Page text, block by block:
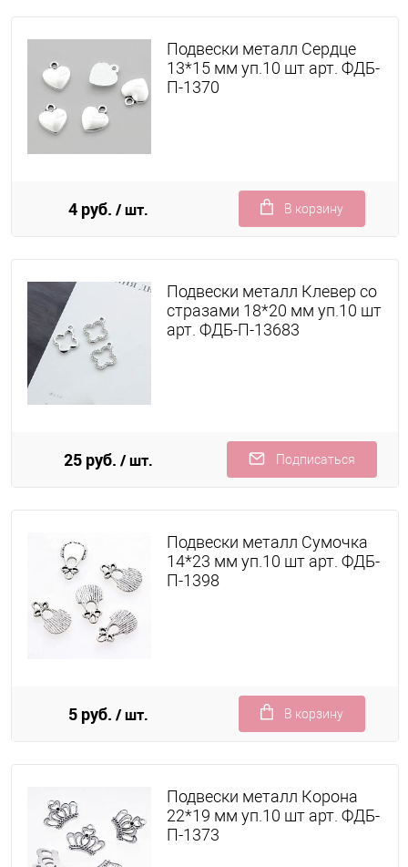
Подвески металл Сердце
13*15 мм уп.10 шт арт. ФДБ-
П-1370
4 руб. / шт. В корзину
Подвески металл Клевер со
стразами 18*20 мм уп.10 шт
арт. ФДБ-П-13683
25 руб. / шт. Подписаться
Подвески металл Сумочка
14*23 мм уп.10 шт арт. ФДБ-
П-1398
5 руб. / шт. В корзину
Подвески металл Корона
22*19 мм уп.10 шт арт. ФДБ-
П-1373